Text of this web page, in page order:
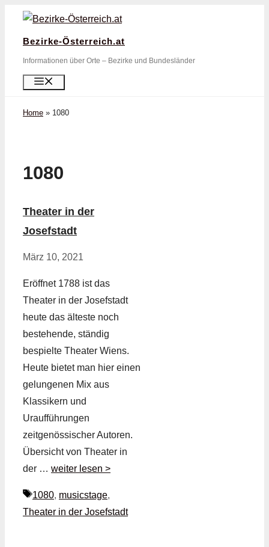
Zum
springen
Bezirke-Österreich.at
Informationen über Orte – Bezirke und Bundesländer
Home » 1080
1080
Theater in der
Josefstadt
März 10, 2021
Eröffnet 1788 ist das
Theater in der Josefstadt
heute das älteste noch
bestehende, ständig
bespielte Theater Wiens.
Heute bietet man hier einen
gelungenen Mix aus
Klassikern und
Uraufführungen
zeitgenössischer Autoren.
Übersicht von Theater in
der … weiter lesen >
Schlagwörter
1080, musicstage,
Theater in der Josefstadt